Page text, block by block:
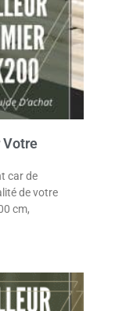
Votre
car de
de votre
cm,